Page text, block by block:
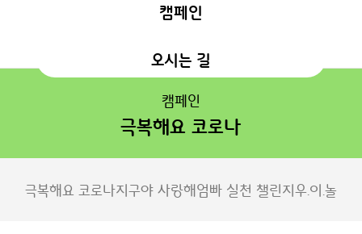
캠페인
오시는 길
캠페인
극복해요 코로나
극복해요 코로나지구야 사랑해엄빠 실천 챌린지우.이.놀